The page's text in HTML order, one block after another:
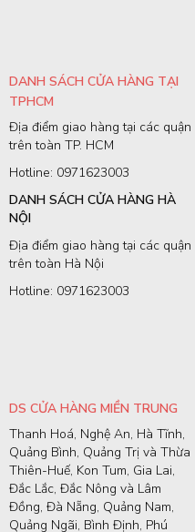
DANH SÁCH CỬA HÀNG TẠI
TPHCM
Địa điểm giao hàng tại các quận
trên toàn TP. HCM
Hotline: 0971623003
DANH SÁCH CỬA HÀNG HÀ
NỘI
Địa điểm giao hàng tại các quận
trên toàn Hà Nội
Hotline: 0971623003
DS CỬA HÀNG MIỀN TRUNG
Thanh Hoá, Nghệ An, Hà Tĩnh,
Quảng Bình, Quảng Trị và Thừa
Thiên-Huế, Kon Tum, Gia Lai,
Đắc Lắc, Đắc Nông và Lâm
Đồng, Đà Nẵng, Quảng Nam,
Quảng Ngãi, Bình Định, Phú